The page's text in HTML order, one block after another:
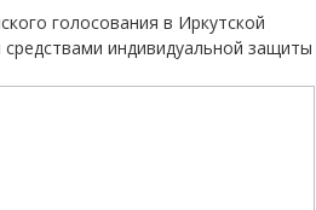
голосования в Иркутской
индивидуальной защиты